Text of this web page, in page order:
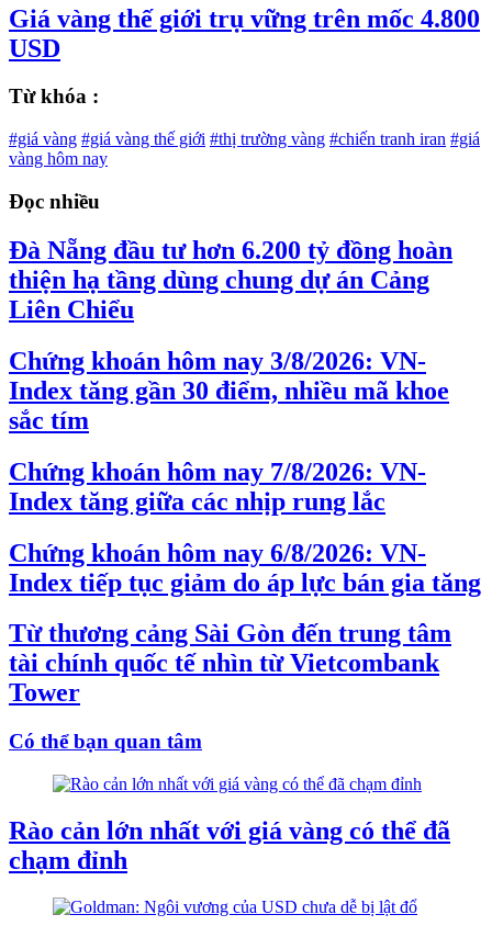
Giá vàng thế giới trụ vững trên mốc 4.800
USD
Từ khóa :
#giá vàng #giá vàng thế giới #thị trường vàng #chiến tranh iran #giá
vàng hôm nay
Đọc nhiều
Đà Nẵng đầu tư hơn 6.200 tỷ đồng hoàn
thiện hạ tầng dùng chung dự án Cảng
Liên Chiểu
Chứng khoán hôm nay 3/8/2026: VN-
Index tăng gần 30 điểm, nhiều mã khoe
sắc tím
Chứng khoán hôm nay 7/8/2026: VN-
Index tăng giữa các nhịp rung lắc
Chứng khoán hôm nay 6/8/2026: VN-
Index tiếp tục giảm do áp lực bán gia tăng
Từ thương cảng Sài Gòn đến trung tâm
tài chính quốc tế nhìn từ Vietcombank
Tower
Có thể bạn quan tâm
Rào cản lớn nhất với giá vàng có thể đã
chạm đỉnh